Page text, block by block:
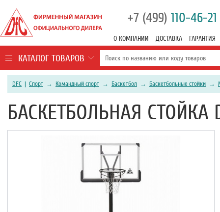
+7 (499) 110-46-21
О КОМПАНИИ ДОСТАВКА ГАРАНТИЯ
КАТАЛОГ ТОВАРОВ
DFC | Спорт → Командный спорт → Баскетбол → Баскетбольные стойки →
БАСКЕТБОЛЬНАЯ СТОЙКА